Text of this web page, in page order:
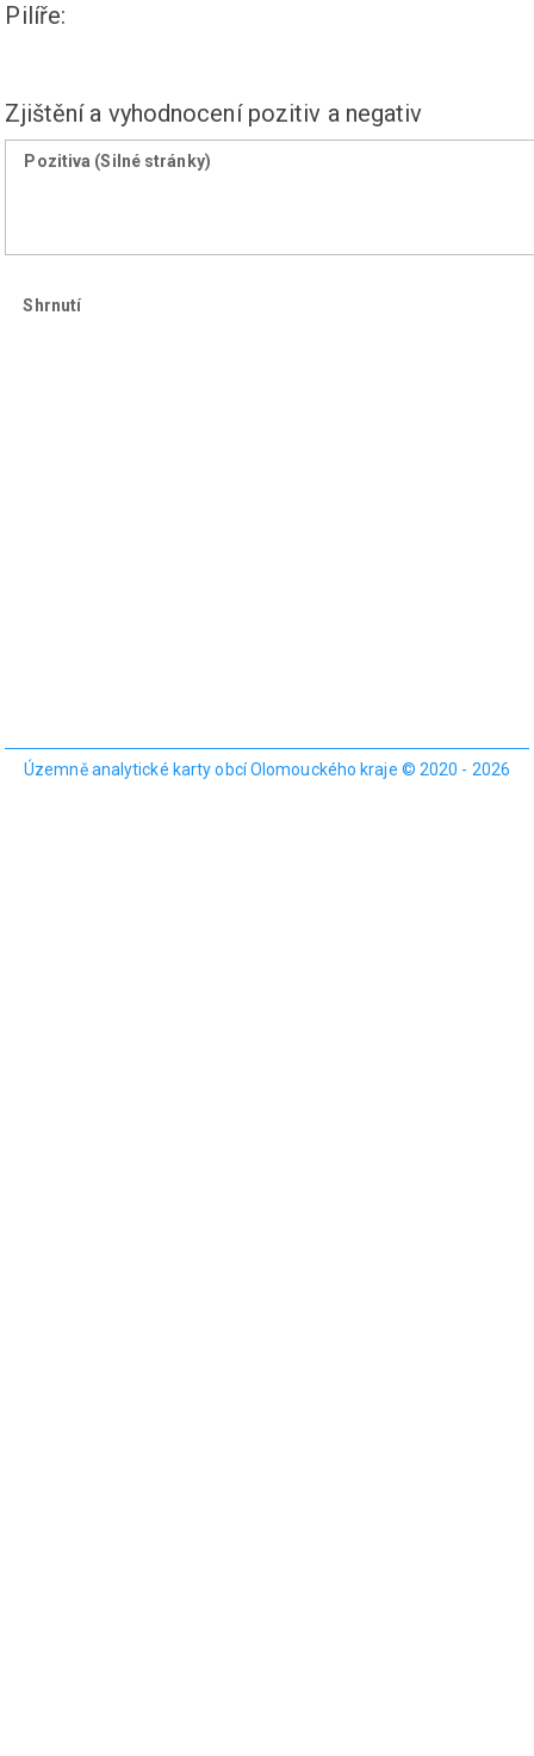
Pilíře:
Zjištění a vyhodnocení pozitiv a negativ
Pozitiva (Silné stránky)
Shrnutí
Územně analytické karty obcí Olomouckého kraje © 2020 - 2026